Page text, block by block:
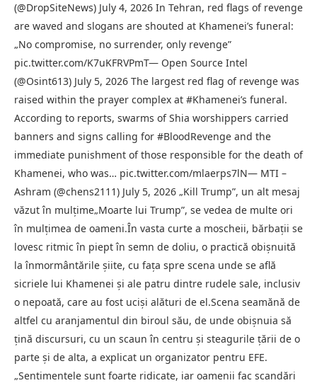
(@DropSiteNews) July 4, 2026 In Tehran, red flags of revenge
are waved and slogans are shouted at Khamenei’s funeral:
„No compromise, no surrender, only revenge”
pic.twitter.com/K7uKFRVPmT— Open Source Intel
(@Osint613) July 5, 2026 The largest red flag of revenge was
raised within the prayer complex at #Khamenei’s funeral.
According to reports, swarms of Shia worshippers carried
banners and signs calling for #BloodRevenge and the
immediate punishment of those responsible for the death of
Khamenei, who was… pic.twitter.com/mlaerps7lN— MTI –
Ashram (@chens2111) July 5, 2026 „Kill Trump”, un alt mesaj
văzut în mulțime„Moarte lui Trump”, se vedea de multe ori
în mulțimea de oameni.În vasta curte a moscheii, bărbaţii se
lovesc ritmic în piept în semn de doliu, o practică obişnuită
la înmormântările şiite, cu faţa spre scena unde se află
sicriele lui Khamenei şi ale patru dintre rudele sale, inclusiv
o nepoată, care au fost ucişi alături de el.Scena seamănă de
altfel cu aranjamentul din biroul său, de unde obişnuia să
ţină discursuri, cu un scaun în centru şi steagurile ţării de o
parte şi de alta, a explicat un organizator pentru EFE.
„Sentimentele sunt foarte ridicate, iar oamenii fac scandări